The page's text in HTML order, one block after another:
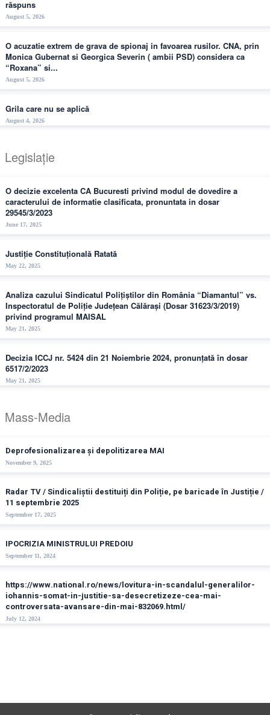
răspuns
August 5, 2026
O acuzatie extrem de grava de spionaj in favoarea rusilor. CNA, prin
Monica Gubernat si Georgica Severin ( ambii PSD) considera ca
“Roxana” si...
August 5, 2026
Grila care nu se aplică
August 4, 2026
Legislație
O decizie excelenta CA Bucuresti privind modul de dovedire a
caracterului de informatie clasificata, pronuntata in dosar
29545/3/2023
June 17, 2025
Justiție Constituțională Ratată
May 22, 2025
Analiza cazului Sindicatul Polițiștilor din România “Diamantul” vs.
Inspectoratul de Poliție Județean Călărași (Dosar 31623/3/2019)
privind programul MAISAL
May 21, 2025
Decizia ICCJ nr. 5424 din 21 Noiembrie 2024, pronunțată în dosar
6517/2/2023
May 21, 2025
Mass-Media
Deprofesionalizarea și depolitizarea MAI
November 9, 2025
Radar TV / Sindicaliștii destituiți din Poliție, pe baricade în Justiție /
11 septembrie 2025
September 17, 2025
IPOCRIZIA MINISTRULUI PREDOIU
September 11, 2024
https://www.national.ro/news/lovitura-in-scandalul-generalilor-
iohannis-somat-in-justitie-sa-desecretizeze-cea-mai-
controversata-avansare-din-mai-832069.html/
July 12, 2024